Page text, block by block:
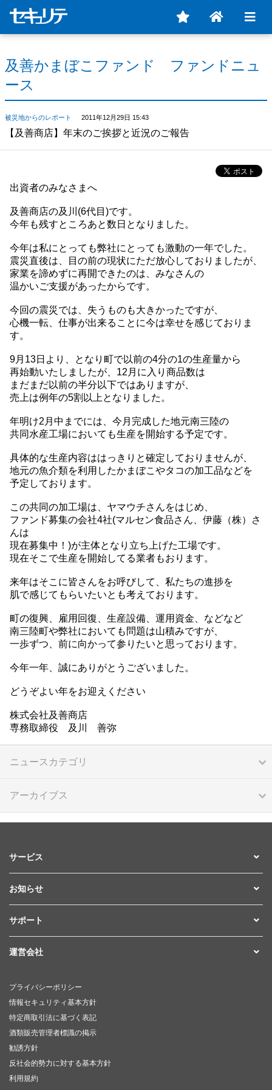
及善かまぼこファンド ファンドニュ
ース
被災地からのレポート 2011年12月29日 15:43
【及善商店】年末のご挨拶と近況のご報告
出資者のみなさまへ
及善商店の及川(6代目)です。
今年も残すところあと数日となりました。
今年は私にとっても弊社にとっても激動の一年でした。
震災直後は、目の前の現状にただ放心しておりましたが、
家業を諦めずに再開できたのは、みなさんの
温かいご支援があったからです。
今回の震災では、失うものも大きかったですが、
心機一転、仕事が出来ることに今は幸せを感じておりま
す。
9月13日より、となり町で以前の4分の1の生産量から
再始動いたしましたが、12月に入り商品数は
まだまだ以前の半分以下ではありますが、
売上は例年の5割以上となりました。
年明け2月中までには、今月完成した地元南三陸の
共同水産工場においても生産を開始する予定です。
具体的な生産内容ははっきりと確定しておりませんが、
地元の魚介類を利用したかまぼこやタコの加工品などを
予定しております。
この共同の加工場は、ヤマウチさんをはじめ、
ファンド募集の会社4社(マルセン食品さん、伊藤（株）さ
んは
現在募集中！)が主体となり立ち上げた工場です。
現在そこで生産を開始してる業者もおります。
来年はそこに皆さんをお呼びして、私たちの進捗を
肌で感じてもらいたいとも考えております。
町の復興、雇用回復、生産設備、運用資金、などなど
南三陸町や弊社においても問題は山積みですが、
一歩ずつ、前に向かって参りたいと思っております。
今年一年、誠にありがとうございました。
どうぞよい年をお迎えください
株式会社及善商店
専務取締役 及川 善弥
ニュースカテゴリ
アーカイブス
サービス
お知らせ
サポート
運営会社
プライバシーポリシー
情報セキュリティ基本方針
特定商取引法に基づく表記
酒類販売管理者標識の掲示
勧誘方針
反社会的勢力に対する基本方針
利用規約